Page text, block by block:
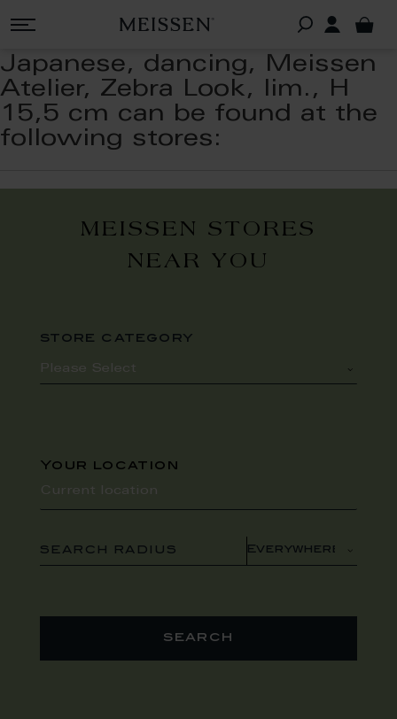
Japanese, dancing, Meissen
Atelier, Zebra Look, lim., H
15,5 cm can be found at the
following stores:
MEISSEN STORES
NEAR YOU
store category
Your location
SEARCH RADIUS
search